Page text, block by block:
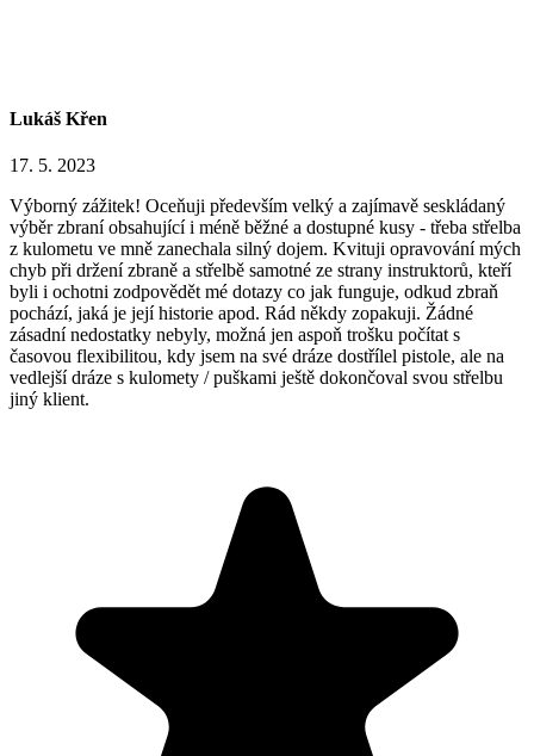
Lukáš Křen
17. 5. 2023
Výborný zážitek! Oceňuji především velký a zajímavě seskládaný
výběr zbraní obsahující i méně běžné a dostupné kusy - třeba střelba
z kulometu ve mně zanechala silný dojem. Kvituji opravování mých
chyb při držení zbraně a střelbě samotné ze strany instruktorů, kteří
byli i ochotni zodpovědět mé dotazy co jak funguje, odkud zbraň
pochází, jaká je její historie apod. Rád někdy zopakuji. Žádné
zásadní nedostatky nebyly, možná jen aspoň trošku počítat s
časovou flexibilitou, kdy jsem na své dráze dostřílel pistole, ale na
vedlejší dráze s kulomety / puškami ještě dokončoval svou střelbu
jiný klient.